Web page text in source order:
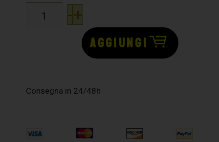
-+
AGGIUNGI
Consegna in 24/48h